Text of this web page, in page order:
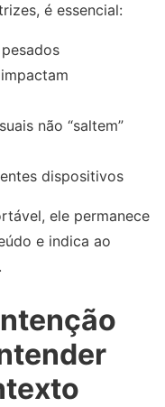
é essencial:
não “saltem”
dispositivos
ele permanece
e indica ao